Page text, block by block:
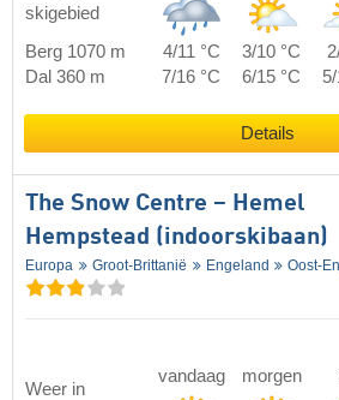
skigebied
Berg 1070 m 4/11 °C 3/10 °C
Dal 360 m
7/16 °C 6/15 °C
Details
The Snow Centre – Hemel
Hempstead (indoorskibaan)
Europa Groot-Brittanië Engeland Oost-
Weer in
vandaag morgen